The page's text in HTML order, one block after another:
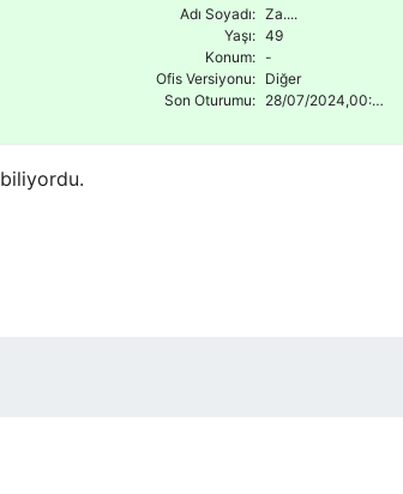
Adı Soyadı: Za....
Yaşı: 49
Konum: -
Ofis Versiyonu: Diğer
Son Oturumu:
28/07/2024,00:46